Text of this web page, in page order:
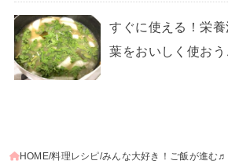
すぐに使える！栄
葉をおいしく使お
HOME 料理レシピ みんな大好き！ご飯が進む